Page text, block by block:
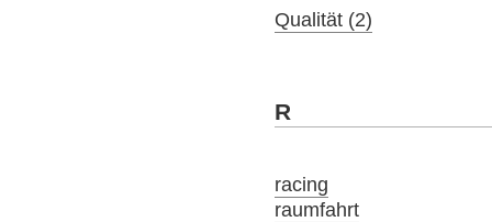
Qualität (2)
R
racing
raumfahrt